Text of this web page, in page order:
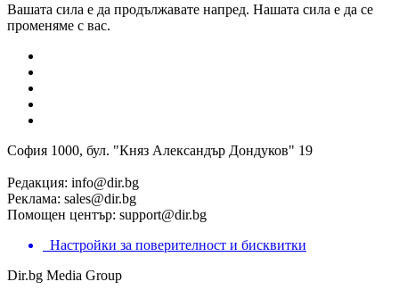
Вашата сила е да продължавате напред. Нашата сила е да се
променяме с вас.
София 1000, бул. "Княз Александър Дондуков" 19
Редакция: info@dir.bg
Реклама: sales@dir.bg
Помощен център: support@dir.bg
Настройки за поверителност и бисквитки
Dir.bg Media Group